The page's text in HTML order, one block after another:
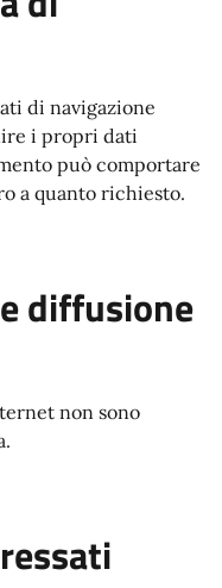
di navigazione
i propri dati
può comportare
a quanto richiesto.
diffusione
non sono